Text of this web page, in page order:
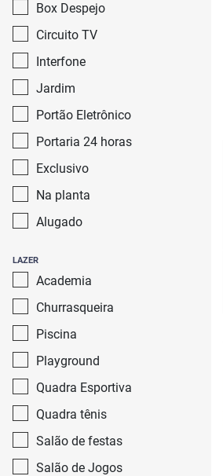
Box Despejo
Circuito TV
Interfone
Jardim
Portão Eletrônico
Portaria 24 horas
Exclusivo
Na planta
Alugado
LAZER
Academia
Churrasqueira
Piscina
Playground
Quadra Esportiva
Quadra tênis
Salão de festas
Salão de Jogos